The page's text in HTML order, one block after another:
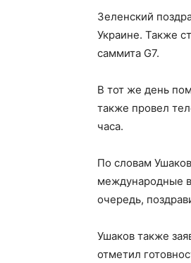
Зеленский
Украине. Также
саммита G7.
В тот же день
также провел
часа.
По словам
международные
очередь,
Ушаков также
отметил